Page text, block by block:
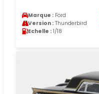
Marque : Ford
Version : Thunderbird
Echelle : 1/18